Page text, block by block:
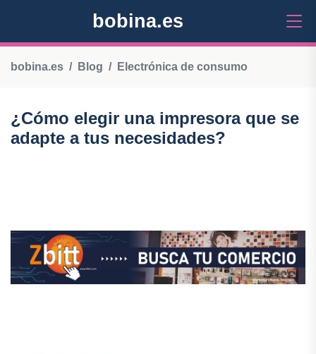
bobina.es
bobina.es Blog Electrónica de consumo
¿Cómo elegir una impresora que se
adapte a tus necesidades?